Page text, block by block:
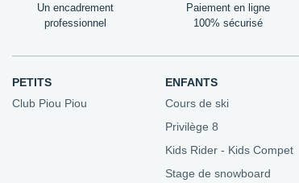
Un encadrement
professionnel
Paiement en ligne
100% sécurisé
PETITS
Club Piou Piou
ENFANTS
Cours de ski
Privilège 8
Kids Rider - Kids Compet
Stage de snowboard